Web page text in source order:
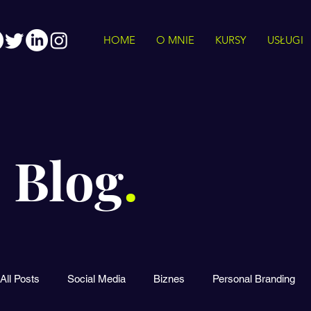
HOME O MNIE KURSY USŁUGI
Blog.
All Posts Social Media Biznes Personal Branding